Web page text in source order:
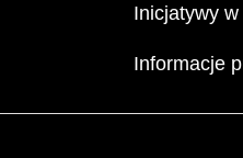
Inicjatywy
Informacje